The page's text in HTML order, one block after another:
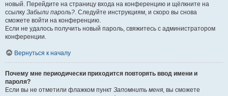
новый. Перейдите на страницу входа на конференцию и щёлкните на
ссылку Забыли пароль?. Следуйте инструкциям, и скоро вы снова
сможете войти на конференцию.
Если не удалось получить новый пароль, свяжитесь с администратором
конференции.
Вернуться к началу
Почему мне периодически приходится повторять ввод имени и
пароля?
Если вы не отметили флажком пункт Запомнить меня, вы сможете